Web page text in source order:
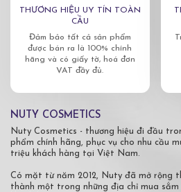
THƯƠNG HIỆU UY TÍN TOÀN
CẦU
Đảm bảo tất cả sản phẩm
được bán ra là 100% chính
hãng và có giấy tờ, hoá đơn
VAT đầy đủ.
NUTY COSMETICS
Nuty Cosmetics - thương hiệu đi đầu
phẩm chính hãng, phục vụ cho nhu cầu
triệu khách hàng tại Việt Nam.
Có mặt từ năm 2012, Nuty đã mở rộng
thành một trong những địa chỉ mua